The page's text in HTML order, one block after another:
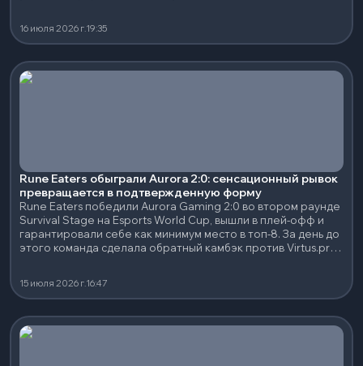
16 июля 2026 г.19:35
Rune Eaters обыграли Aurora 2:0: сенсационный рывок
превращается в подтвержденную форму
Rune Eaters победили Aurora Gaming 2:0 во втором раунде
Survival Stage на Esports World Cup, вышли в плей-офф и
гарантировали себе как минимум место в топ-8. За день до
этого команда сделала обратный камбэк против Virtus.pro,
15 июля 2026 г.16:47